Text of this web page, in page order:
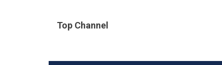
Top Channel